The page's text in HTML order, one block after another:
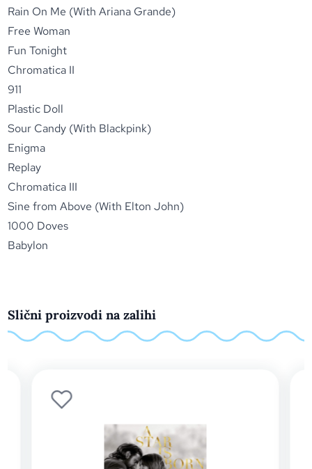
Rain On Me (With Ariana Grande)
Free Woman
Fun Tonight
Chromatica II
911
Plastic Doll
Sour Candy (With Blackpink)
Enigma
Replay
Chromatica III
Sine from Above (With Elton John)
1000 Doves
Babylon
Slični proizvodi na zalihi